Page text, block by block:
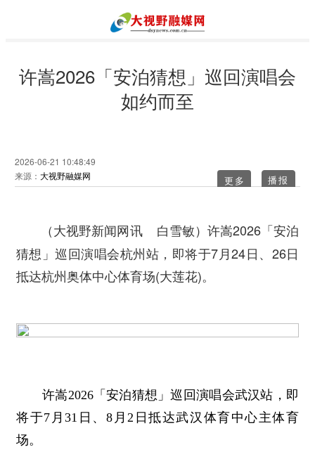
许嵩2026「安泊猜想」巡回演唱会
如约而至
2026-06-21 10:48:49
来源： 大视野融媒网 更多
（大视野新闻网讯 白雪敏） 许嵩2026「安泊
猜想」巡回演唱会杭州站，即将于7月24日、26日
抵达杭州奥体中心体育场(大莲花)。
许嵩2026「安泊猜想」巡回演唱会武汉站，即
将于7月31日、8月2日抵达武汉体育中心主体育
场。